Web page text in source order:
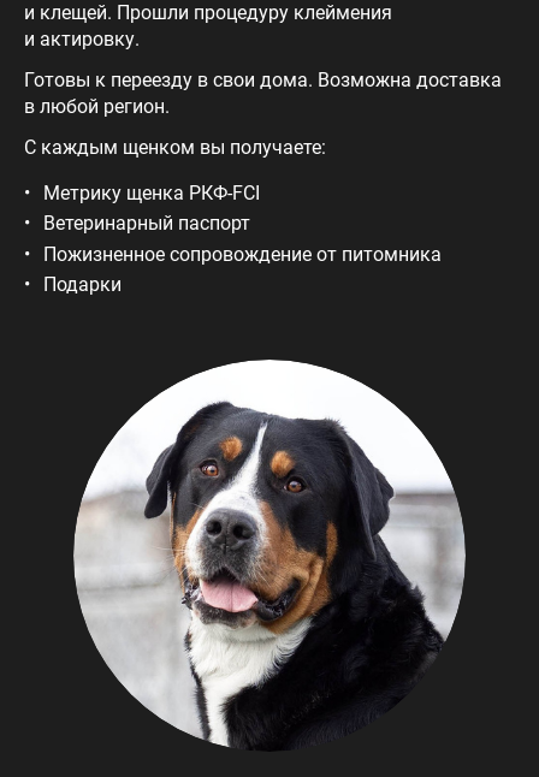
и клещей. Прошли процедуру клеймения
и актировку.
Готовы к переезду в свои дома. Возможна доставка
в любой регион.
С каждым щенком вы получаете:
Метрику щенка РКФ-FCI
Ветеринарный паспорт
Пожизненное сопровождение от питомника
Подарки